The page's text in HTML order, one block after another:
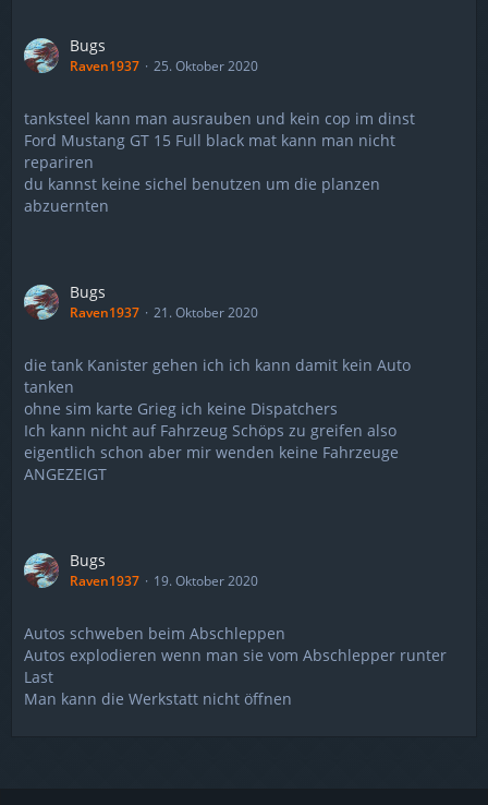
Bugs
Raven1937 25. Oktober 2020
tanksteel kann man ausrauben und kein cop im dinst
Ford Mustang GT 15 Full black mat kann man nicht
repariren
du kannst keine sichel benutzen um die planzen
abzuernten
Bugs
Raven1937 21. Oktober 2020
die tank Kanister gehen ich ich kann damit kein Auto
tanken
ohne sim karte Grieg ich keine Dispatchers
Ich kann nicht auf Fahrzeug Schöps zu greifen also
eigentlich schon aber mir wenden keine Fahrzeuge
ANGEZEIGT
Bugs
Raven1937 19. Oktober 2020
Autos schweben beim Abschleppen
Autos explodieren wenn man sie vom Abschlepper runter
Last
Man kann die Werkstatt nicht öffnen